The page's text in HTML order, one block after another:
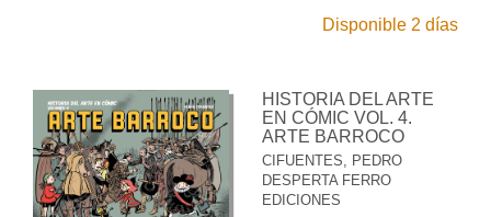
Disponible 2 días
HISTORIA DEL ARTE
EN CÓMIC VOL. 4.
ARTE BARROCO
CIFUENTES, PEDRO
DESPERTA FERRO
EDICIONES